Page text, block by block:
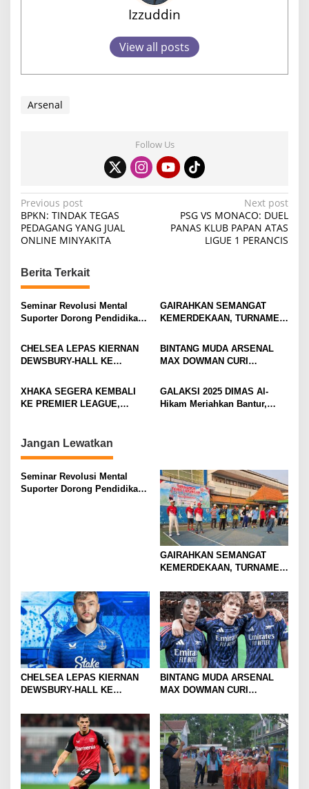
Izzuddin
View all posts
Arsenal
Follow Us
P
o
s
t
n
a
v
i
g
t
o
n
Previous post
BPKN: TINDAK TEGAS
PEDAGANG YANG JUAL
ONLINE MINYAKITA
Next post
PSG VS MONACO: DUEL
PANAS KLUB PAPAN ATAS
LIGUE 1 PERANCIS
Berita Terkait
Seminar Revolusi Mental
Suporter Dorong Pendidikan
GAIRAHKAN SEMANGAT
KEMERDEKAAN, TURNAMEN
MOJOKERTO RAYA RESMI
BERGULIR
CHELSEA LEPAS KIERNAN
DEWSBURY-HALL KE
SANG GELANDANG DIMULAI
BINTANG MUDA ARSENAL
MAX DOWMAN CURI
PRAMUSIM ASIA
XHAKA SEGERA KEMBALI
KE PREMIER LEAGUE,
GALAKSI 2025 DIMAS Al-
Hikam Meriahkan Bantur,
Jangan Lewatkan
Seminar Revolusi Mental
Suporter Dorong Pendidikan
GAIRAHKAN SEMANGAT
KEMERDEKAAN, TURNAMEN
MOJOKERTO RAYA RESMI
BERGULIR
CHELSEA LEPAS KIERNAN
DEWSBURY-HALL KE
SANG GELANDANG DIMULAI
BINTANG MUDA ARSENAL
MAX DOWMAN CURI
PRAMUSIM ASIA